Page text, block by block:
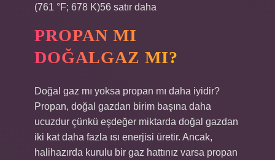
(761 °F; 678 K)56 satır daha
PROPAN MI
DOĞALGAZ MI?
Doğal gaz mı yoksa propan mı daha iyidir?
Propan, doğal gazdan birim başına daha
ucuzdur çünkü eşdeğer miktarda doğal gazdan
iki kat daha fazla ısı enerjisi üretir. Ancak,
halihazırda kurulu bir gaz hattınız varsa propan